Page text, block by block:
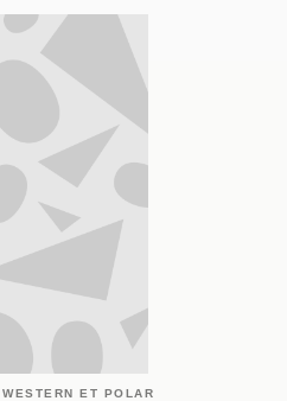
ET POLAR